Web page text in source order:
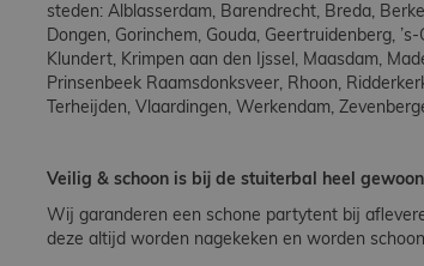
steden: Alblasserdam, Barendrecht, Breda,
Dongen, Gorinchem, Gouda, Geertruidenberg,
Klundert, Krimpen aan den Ijssel, Maasdam,
Prinsenbeek Raamsdonksveer, Rhoon,
Terheijden, Vlaardingen, Werkendam,
Veilig & schoon is bij de stuiterbal heel
Wij garanderen een schone partytent bij
deze altijd worden nagekeken en worden